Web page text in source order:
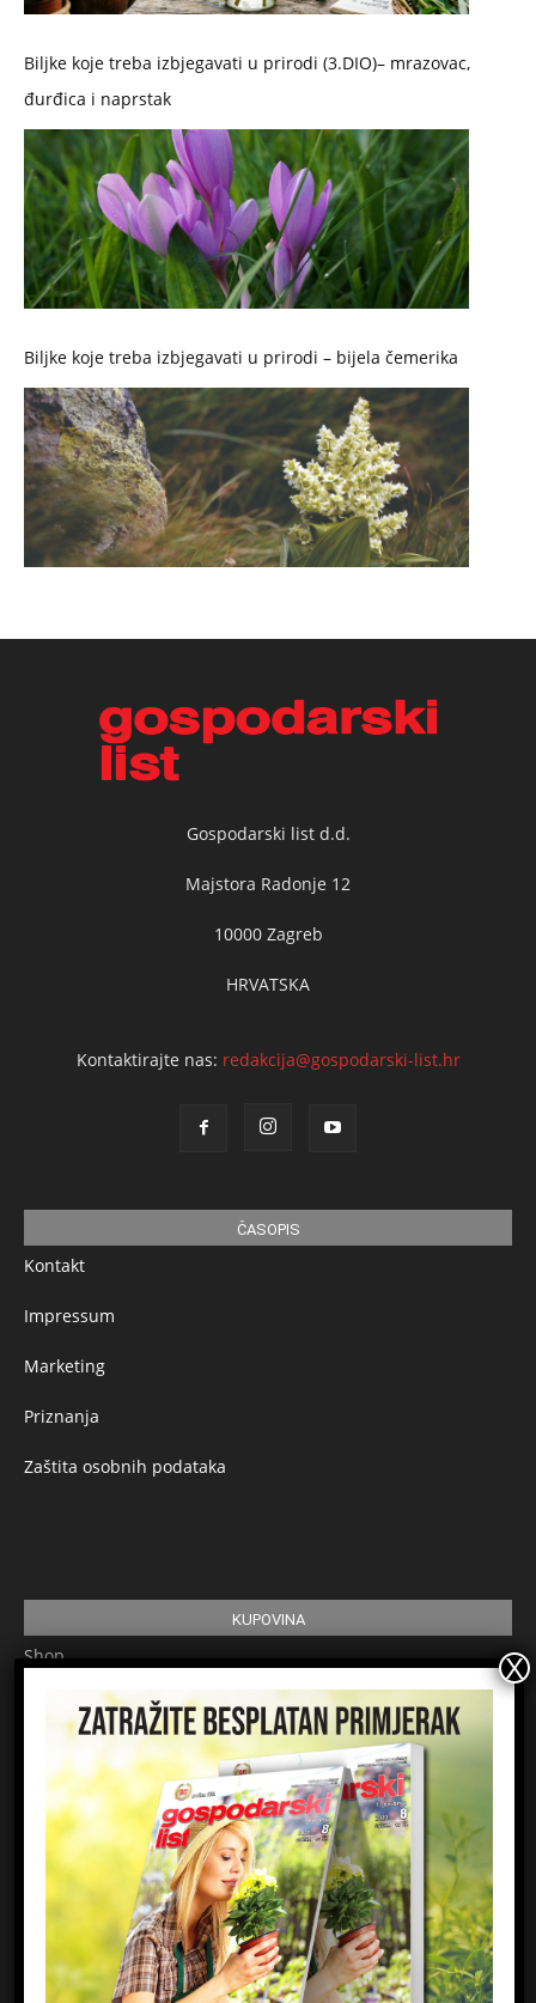
Biljke koje treba izbjegavati u prirodi (3.DIO)– mrazovac,
đurđica i naprstak
Biljke koje treba izbjegavati u prirodi – bijela čemerika
Gospodarski list d.d.
Majstora Radonje 12
10000 Zagreb
HRVATSKA
Kontaktirajte nas: redakcija@gospodarski-list.hr
ČASOPIS
Kontakt
Impressum
Marketing
Priznanja
Zaštita osobnih podataka
KUPOVINA
Shop
Pretplata
Uvjeti korištenja
Prijavite se na newsletter
Email